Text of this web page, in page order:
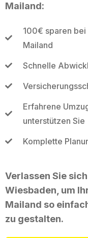
Mailand:
100€ sparen bei
Mailand
Schnelle
Erfahrene
unterstützen Sie
Komplette
Verlassen Sie
Wiesbaden, um
Mailand so
zu gestalten.